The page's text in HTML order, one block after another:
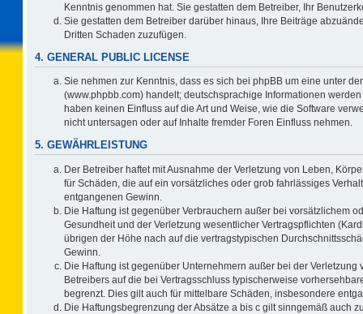
Kenntnis genommen hat. Sie gestatten dem Betreiber, Ihr
Sie gestatten dem Betreiber darüber hinaus, Ihre Beiträge
Dritten Schaden zuzufügen.
4. GENERAL PUBLIC LICENSE
Sie nehmen zur Kenntnis, dass es sich bei phpBB um eine unter der
(www.phpbb.com) handelt; deutschsprachige Informationen
haben keinen Einfluss auf die Art und Weise, wie die Software
nicht untersagen oder auf Inhalte fremder Foren Einfluss nehmen.
5. GEWÄHRLEISTUNG
Der Betreiber haftet mit Ausnahme der Verletzung von Leben,
für Schäden, die auf ein vorsätzliches oder grob fahrlässiges
entgangenen Gewinn.
Die Haftung ist gegenüber Verbrauchern außer bei vorsätzlichem
Gesundheit und der Verletzung wesentlicher Vertragspflichten
übrigen der Höhe nach auf die vertragstypischen
Gewinn.
Die Haftung ist gegenüber Unternehmern außer bei der
Betreibers auf die bei Vertragsschluss typischerweise
begrenzt. Dies gilt auch für mittelbare Schäden, insbesondere
Die Haftungsbegrenzung der Absätze a bis c gilt sinngemäß auch